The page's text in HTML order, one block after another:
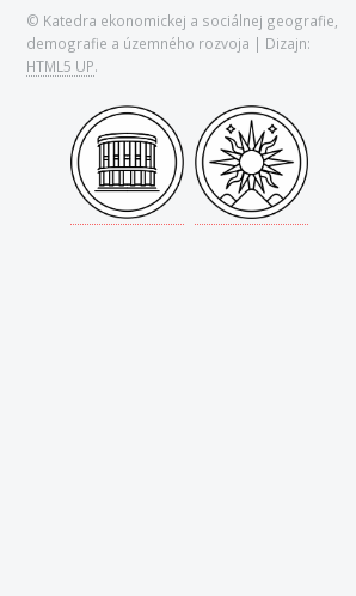
© Katedra ekonomickej a sociálnej geografie,
demografie a územného rozvoja | Dizajn:
HTML5 UP.